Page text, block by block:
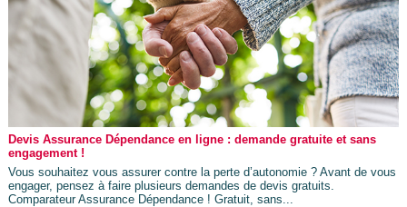
Devis Assurance Dépendance en ligne : demande gratuite et sans
engagement !
Vous souhaitez vous assurer contre la perte d’autonomie ? Avant de vous
engager, pensez à faire plusieurs demandes de devis gratuits.
Comparateur Assurance Dépendance ! Gratuit, sans...